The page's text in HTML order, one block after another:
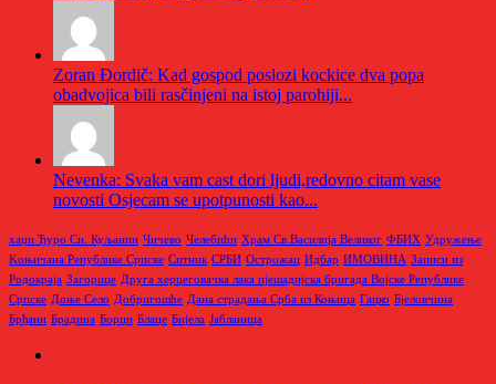
Zoran Đordič: Kad gospod poslozi kockice dva popa
obadvojica bili rasčinjeni na istoj parohiji...
Nevenka: Svaka vam cast dori ljudi,redovno citam vase
novosti Osjecam se upotpunosti kao...
хаџи Ђуро Си. Куљанин Чичево Челебићи Храм Св.Василија Великог ФБИХ Удружење
Kоњичана Републике Српске Ситник СРБИ Острожац Идбар ИМОВИНА Записи из
Родoкраја Загорице Друга херцеговачка лака пјешадијска бригада Војске Републике
Српске Доње Село Добригошће Дана страдања Срба из Коњица Гацко Бјеловчина
Брђани Брадина Борци Блаце Бијела Јабланица